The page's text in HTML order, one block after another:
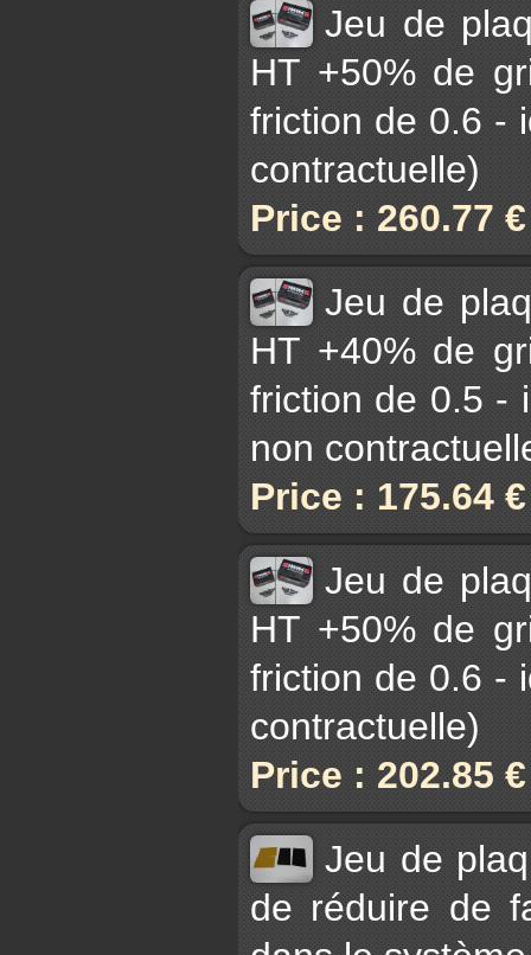
Jeu de
HT +50% de
friction de 0.6 -
contractuelle)
Price : 260.77
Jeu de
HT +40% de
friction de 0.5 -
non
Price : 175.64
Jeu de
HT +50% de
friction de 0.6 -
contractuelle)
Price : 202.85
Jeu de
de réduire de